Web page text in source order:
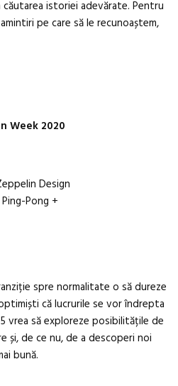
istoriei adevărate. Pentru
pe care să le recunoaștem,
Week 2020
Design
Pong +
spre normalitate o să dureze
că lucrurile se vor îndrepta
vrea să exploreze posibilitățile de
și, de ce nu, de a descoperi noi
bună.